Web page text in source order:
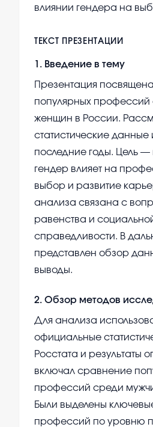
влиянии гендера на
ТЕКСТ ПРЕЗЕНТАЦИИ
1 . Введение в тему
Презентация
популярных профессий
женщин в России.
статистические данные
последние годы. Цель —
гендер влияет на
выбор и развитие
анализа связана с
равенства и
справедливости. В
представлен обзор
выводы.
2. Обзор методов
Для анализа
официальные
Росстата и результаты
включал сравнение
профессий среди
Были выделены
профессий по уровню